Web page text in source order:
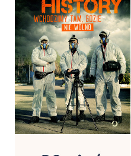
URBEX HISTORY
ŁUKASZ DĄBROWSKI,
KONRAD NIEDZIUŁKA, JAKUB
STANKOWSKI
OPRAWA MIĘKKA ZE SKRZYDEŁKAMI
44,90 ZŁ